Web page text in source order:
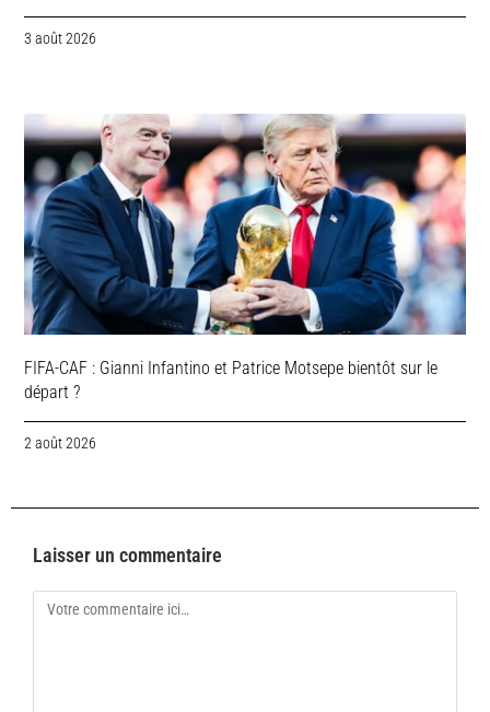
3 août 2026
FIFA-CAF : Gianni Infantino et Patrice Motsepe bientôt sur le
départ ?
2 août 2026
Laisser un commentaire